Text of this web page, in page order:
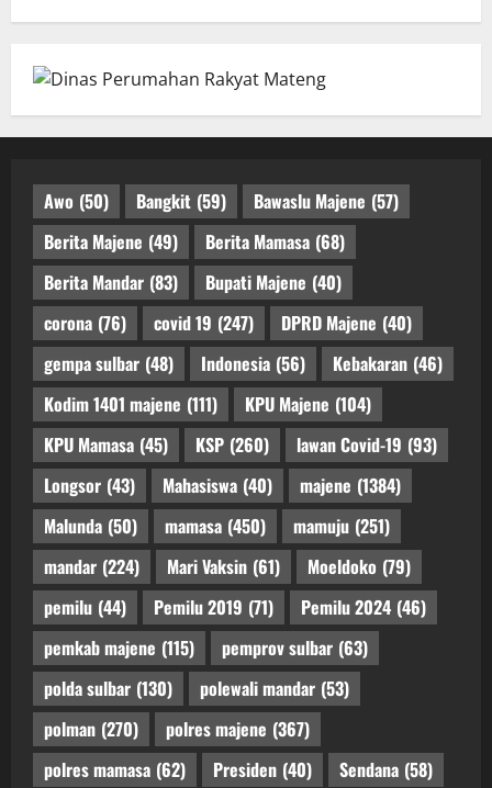
Awo (50) Bangkit (59) Bawaslu Majene (57)
Berita Majene (49) Berita Mamasa (68)
Berita Mandar (83) Bupati Majene (40)
corona (76) covid 19 (247) DPRD Majene (40)
gempa sulbar (48) Indonesia (56) Kebakaran (46)
Kodim 1401 majene (111) KPU Majene (104)
KPU Mamasa (45) KSP (260) lawan Covid-19 (93)
Longsor (43) Mahasiswa (40) majene (1384)
Malunda (50) mamasa (450) mamuju (251)
mandar (224) Mari Vaksin (61) Moeldoko (79)
pemilu (44) Pemilu 2019 (71) Pemilu 2024 (46)
pemkab majene (115) pemprov sulbar (63)
polda sulbar (130) polewali mandar (53)
polman (270) polres majene (367)
polres mamasa (62) Presiden (40) Sendana (58)